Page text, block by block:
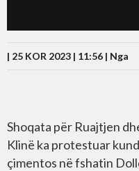
| 25 KOR 2023 | 11:56 | Nga
Shoqata për Ruajtjen
Klinë ka protestuar
çimentos në fshatin